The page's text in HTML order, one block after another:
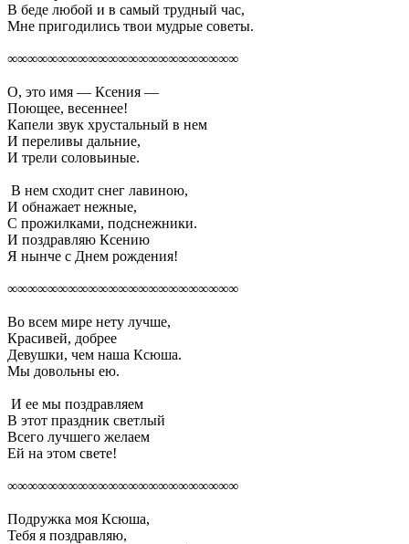
В беде любой и в самый трудный час,
Мне пригодились твои мудрые советы.
∞∞∞∞∞∞∞∞∞∞∞∞∞∞∞∞∞∞∞∞∞∞∞
О, это имя — Ксения —
Поющее, весеннее!
Капели звук хрустальный в нем
И переливы дальние,
И трели соловьиные.
В нем сходит снег лавиною,
И обнажает нежные,
С прожилками, подснежники.
И поздравляю Ксению
Я нынче с Днем рождения!
∞∞∞∞∞∞∞∞∞∞∞∞∞∞∞∞∞∞∞∞∞∞∞
Во всем мире нету лучше,
Красивей, добрее
Девушки, чем наша Ксюша.
Мы довольны ею.
И ее мы поздравляем
В этот праздник светлый
Всего лучшего желаем
Ей на этом свете!
∞∞∞∞∞∞∞∞∞∞∞∞∞∞∞∞∞∞∞∞∞∞∞
Подружка моя Ксюша,
Тебя я поздравляю,